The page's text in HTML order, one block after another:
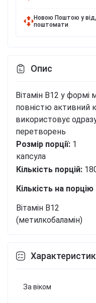
Новою Поштою у
поштомати
Опис
Вітамін B12 у формі
повністю активний
використовує
перетворень
Розмір порції: 1
капсула
Кількість порцій:
Кількість на порцію
Вітамін B12
(метилкобаламін)
За віком